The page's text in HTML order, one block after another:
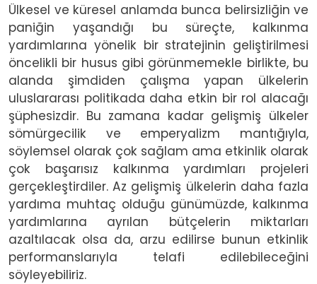
Ülkesel ve küresel anlamda bunca belirsizliğin ve
paniğin yaşandığı bu süreçte, kalkınma
yardımlarına yönelik bir stratejinin geliştirilmesi
öncelikli bir husus gibi görünmemekle birlikte, bu
alanda şimdiden çalışma yapan ülkelerin
uluslararası politikada daha etkin bir rol alacağı
şüphesizdir. Bu zamana kadar gelişmiş ülkeler
sömürgecilik ve emperyalizm mantığıyla,
söylemsel olarak çok sağlam ama etkinlik olarak
çok başarısız kalkınma yardımları projeleri
gerçekleştirdiler. Az gelişmiş ülkelerin daha fazla
yardıma muhtaç olduğu günümüzde, kalkınma
yardımlarına ayrılan bütçelerin miktarları
azaltılacak olsa da, arzu edilirse bunun etkinlik
performanslarıyla telafi edilebileceğini
söyleyebiliriz.